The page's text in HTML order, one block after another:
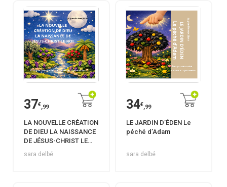
37€,99
LA NOUVELLE CRÉATION
DE DIEU LA NAISSANCE
DE JÉSUS-CHRIST LE
sara delbé
34€,99
LE JARDIN D’ÉDEN Le
péché d’Adam
sara delbé